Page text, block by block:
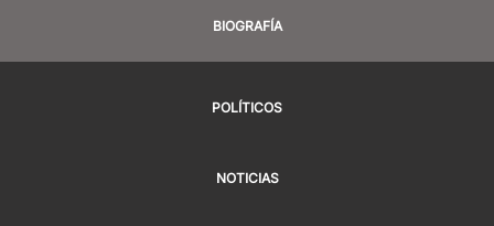
BIOGRAFÍA
POLÍTICOS
NOTICIAS